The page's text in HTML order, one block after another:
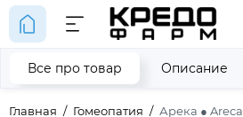
Главная Гомеопатия Арека ● Areca
Все про товар Описание